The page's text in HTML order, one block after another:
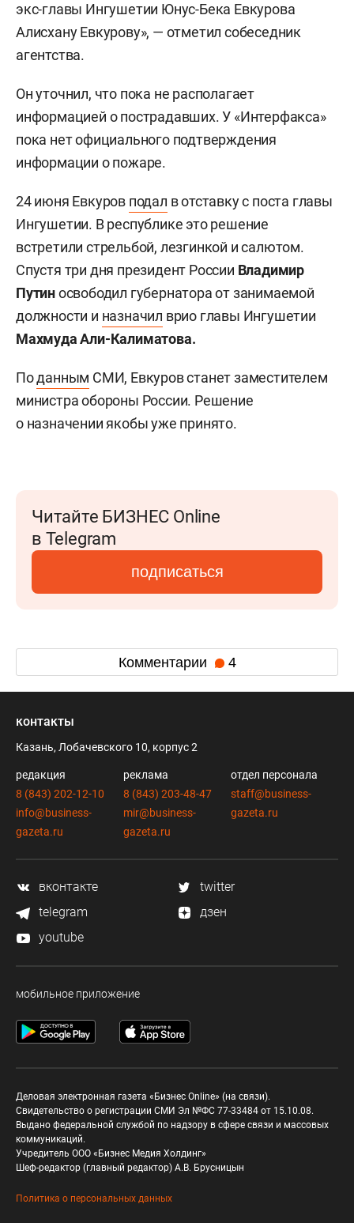
экс-главы Ингушетии Юнус-Бека Евкурова
Алисхану Евкурову», — отметил собеседник
агентства.
Он уточнил, что пока не располагает
информацией о пострадавших. У «Интерфакса»
пока нет официального подтверждения
информации о пожаре.
24 июня Евкуров подал в отставку с поста главы
Ингушетии. В республике это решение
встретили стрельбой, лезгинкой и салютом.
Спустя три дня президент России Владимир
Путиносвободил губернатора от занимаемой
должности и назначил врио главы Ингушетии
Махмуда Али-Калиматова.
Поданным СМИ, Евкуров станет заместителем
министра обороны России. Решение
о назначении якобы уже принято.
Читайте БИЗНЕС Online
в Telegram
подписаться
Комментарии 4
контакты
Казань, Лобачевского 10, корпус 2
редакция
8 (843) 202-12-10
info@business-
gazeta.ru
реклама
8 (843) 203-48-47
mir@business-
gazeta.ru
отдел персонала
staff@business-
gazeta.ru
вконтакте
twitter
telegram
дзен
youtube
мобильное приложение
Деловая электронная газета «Бизнес Online» (на связи).
Свидетельство о регистрации СМИ Эл №ФС 77-33484 от 15.10.08.
Выдано федеральной службой по надзору в сфере связи и массовых
коммуникаций.
Учредитель ООО «Бизнес Медия Холдинг»
Шеф-редактор (главный редактор) А.В. Брусницын
Политика о персональных данных